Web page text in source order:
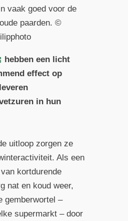
vaak goed voor de
paarden. ©
hebben een licht
effect op
in hun
uitloop zorgen ze
Als een
kortdurende
nat en koud weer,
gemberwortel –
supermarkt – door